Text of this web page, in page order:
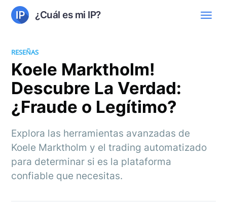
¿Cuál es mi IP?
RESEÑAS
Koele Marktholm!
Descubre La Verdad:
¿Fraude o Legítimo?
Explora las herramientas avanzadas de
Koele Marktholm y el trading automatizado
para determinar si es la plataforma
confiable que necesitas.